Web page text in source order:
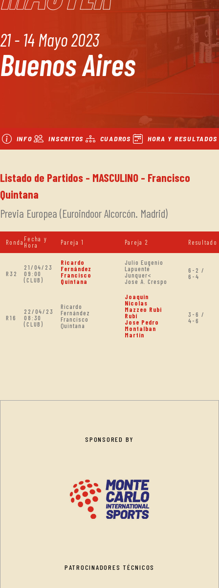
21 - 14 Mayo 2023
Buenos Aires
INFO INSCRITOS CUADROS HORA Y RESULTADOS
Listado de Partidos - MASCULINO - Francisco
Quintana
Previa Europea (Euroindoor Alcorcón. Madrid)
Ronda Fecha y
Hora
Pareja 1 Pareja 2 Resultado
R32
21/04/23
09:00
(CLUB)
Ricardo
Fernández
Francisco
Quintana
Julio Eugenio
Lapuente
Junquer<
Jose A. Crespo
6-2 /
6-4
R16
22/04/23
08:30
(CLUB)
Ricardo
Fernández
Francisco
Quintana
Joaquin
Nicolas
Mazzeo Rubi
Rubí
Jose Pedro
Montalban
Martin
3-6 /
4-6
SPONSORED BY
PATROCINADORES TÉCNICOS